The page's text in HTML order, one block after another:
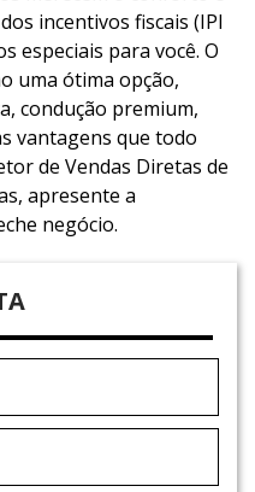
incentivos fiscais (IPI
especiais para você. O
uma ótima opção,
condução premium,
vantagens que todo
de Vendas Diretas de
apresente a
negócio.